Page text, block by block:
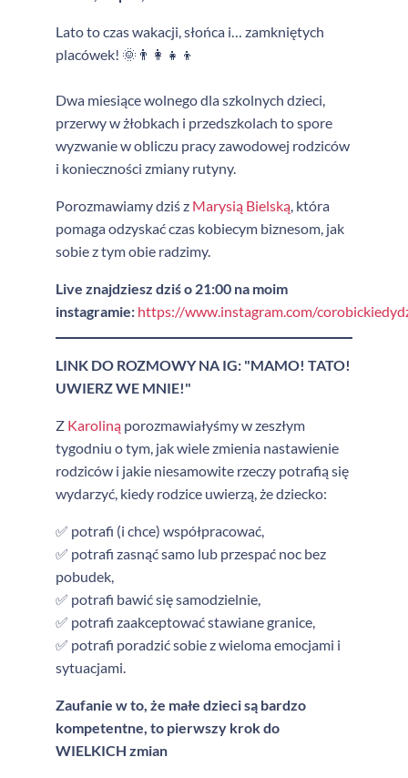
Lato to czas wakacji, słońca i… zamkniętych
placówek! 🌞👨‍👩‍👧‍👦
Dwa miesiące wolnego dla szkolnych dzieci,
przerwy w żłobkach i przedszkolach to spore
wyzwanie w obliczu pracy zawodowej rodziców
i konieczności zmiany rutyny.
Porozmawiamy dziś z Marysią Bielską, która
pomaga odzyskać czas kobiecym biznesom, jak
sobie z tym obie radzimy.
Live znajdziesz dziś o 21:00 na moim
instagramie: https://www.instagram.com/
LINK DO ROZMOWY NA IG: "MAMO! TATO!
UWIERZ WE MNIE!"
Z Karoliną porozmawiałyśmy w zeszłym
tygodniu o tym, jak wiele zmienia nastawienie
rodziców i jakie niesamowite rzeczy potrafią się
wydarzyć, kiedy rodzice uwierzą, że dziecko:
✅ potrafi (i chce) współpracować,
✅ potrafi zasnąć samo lub przespać noc bez
pobudek,
✅ potrafi bawić się samodzielnie,
✅ potrafi zaakceptować stawiane granice,
✅ potrafi poradzić sobie z wieloma emocjami i
sytuacjami.
Zaufanie w to, że małe dzieci są bardzo
kompetentne, to pierwszy krok do
WIELKICH zmian